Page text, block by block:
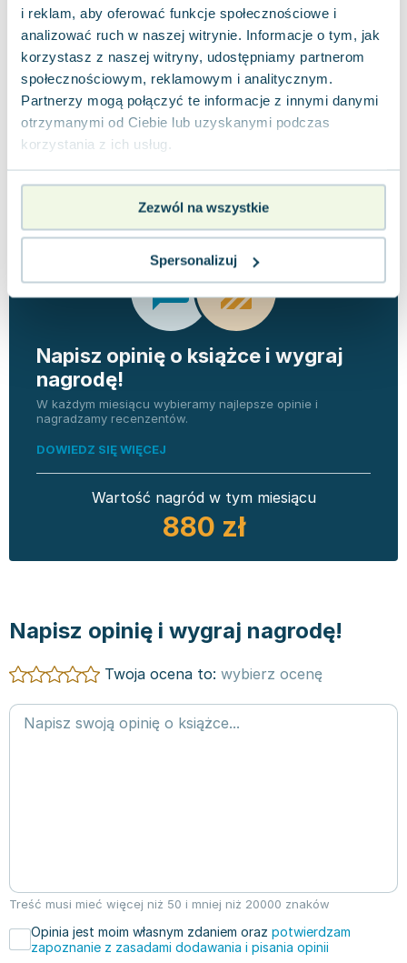
i reklam, aby oferować funkcje społecznościowe i
analizować ruch w naszej witrynie. Informacje o tym, jak
korzystasz z naszej witryny, udostępniamy partnerom
społecznościowym, reklamowym i analitycznym.
Partnerzy mogą połączyć te informacje z innymi danymi
otrzymanymi od Ciebie lub uzyskanymi podczas
korzystania z ich usług.
Zezwól na wszystkie
Spersonalizuj
Opinie
użytkowników
0.0 0 ocen i 0
recenzji
Napisz opinię o książce i wygraj
nagrodę!
W każdym miesiącu wybieramy najlepsze opinie i
nagradzamy recenzentów.
DOWIEDZ SIĘ WIĘCEJ
Wartość nagród w tym miesiącu
880 zł
Napisz opinię i wygraj nagrodę!
Twoja ocena to: wybierz ocenę
Treść musi mieć więcej niż 50 i mniej niż 20000 znaków
Opinia jest moim własnym zdaniem oraz potwierdzam
zapoznanie z zasadami dodawania i pisania opinii